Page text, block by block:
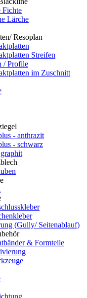
Fichte
Lärche
Resoplan
Streifen
/ Profile
im Zuschnitt
- anthrazit
- schwarz
(Gully/ Seitenablauf)
& Formteile